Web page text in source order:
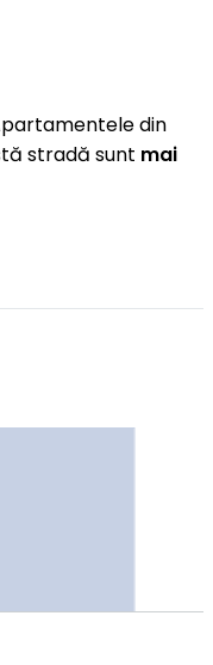
din
stradă sunt mai